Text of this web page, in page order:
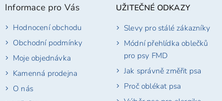
Informace pro Vás
Hodnocení obchodu
Obchodní podmínky
Moje objednávka
Kamenná prodejna
O nás
UŽITEČNÉ ODKAZY
Slevy pro stálé zákazníky
Módní přehlídka oblečků
pro psy FMD
Jak správně změřit psa
Proč oblékat psa